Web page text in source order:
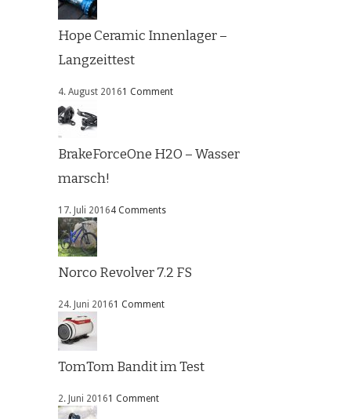
Hope Ceramic Innenlager –
Langzeittest
4. August 20161 Comment
BrakeForceOne H2O – Wasser
marsch!
17. Juli 20164 Comments
Norco Revolver 7.2 FS
24. Juni 20161 Comment
TomTom Bandit im Test
2. Juni 20161 Comment